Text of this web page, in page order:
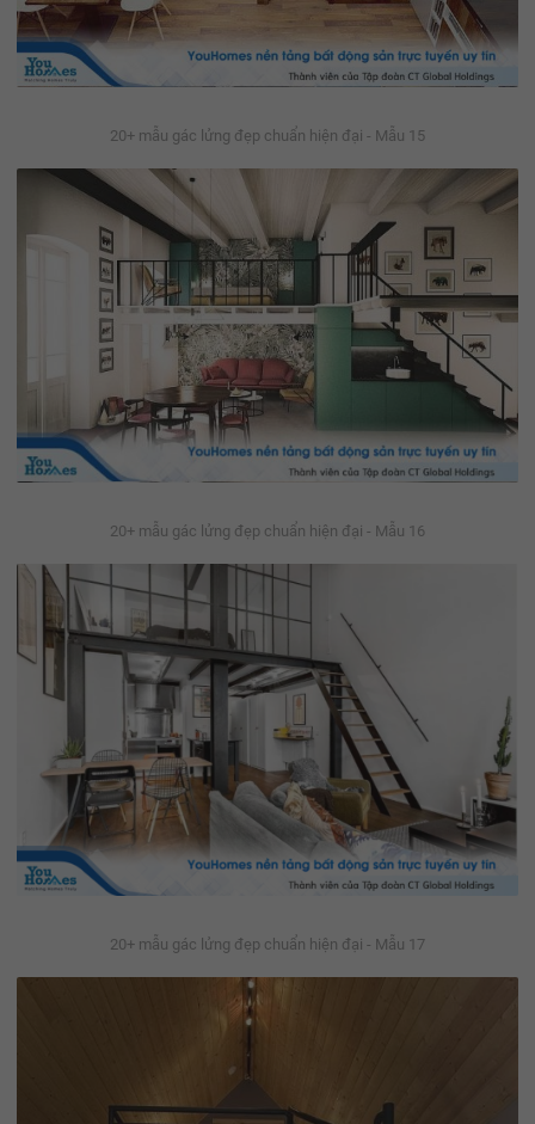
20+ mẫu gác lửng đẹp chuẩn hiện đại - Mẫu 15
20+ mẫu gác lửng đẹp chuẩn hiện đại - Mẫu 16
20+ mẫu gác lửng đẹp chuẩn hiện đại - Mẫu 17